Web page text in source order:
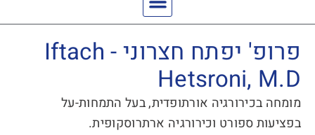
פרופ' יפתח חצרוני - Iftach
Hetsroni, M.D
מומחה בכירורגיה אורתופדית, בעל התמחות-על
בפציעות ספורט וכירורגיה ארתרוסקופית.